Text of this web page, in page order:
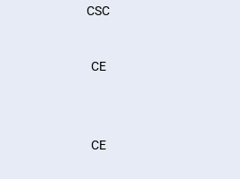
CSC
CE
CE